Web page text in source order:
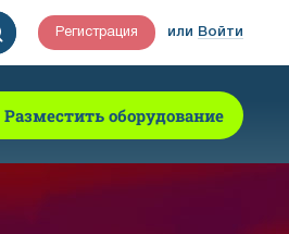
Регистрация или Войти
Разместить оборудование